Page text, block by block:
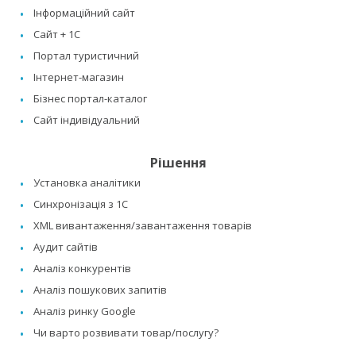
Інформаційний сайт
Сайт + 1C
Портал туристичний
Інтернет-магазин
Бізнес портал-каталог
Сайт індивідуальний
Рішення
Установка аналітики
Синхронізація з 1C
XML вивантаження/завантаження товарів
Аудит сайтів
Аналіз конкурентів
Аналіз пошукових запитів
Аналіз ринку Google
Чи варто розвивати товар/послугу?